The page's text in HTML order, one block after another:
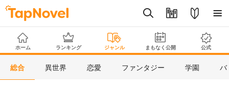
ホーム ランキング ジャンル まもなく公開 公式
総合 異世界 恋愛 ファンタジー 学園 バ